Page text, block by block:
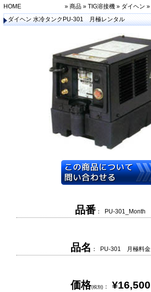
HOME » 商品» TIG溶接機» ダイヘン »
ダイヘン 水冷タンクPU-301 月極レンタル
品番 ： PU-301_Month
品名 ： PU-301 月極料金
価格(税別)： ¥16,500